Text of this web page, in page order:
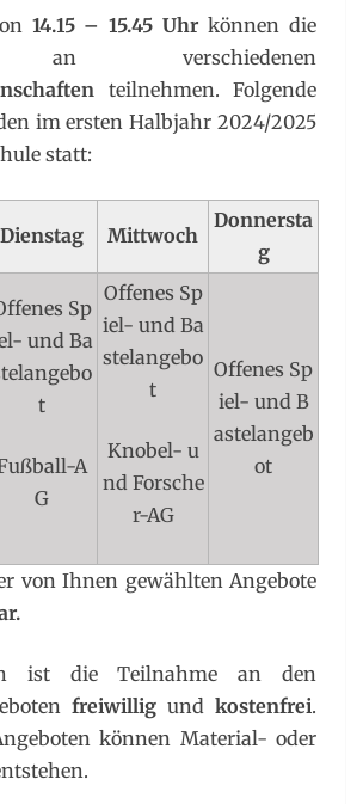
14.15 – 15.45 Uhr können die
an verschiedenen
teilnehmen. Folgende
im ersten Halbjahr 2024/2025
statt:
Dienstag Mittwoch
Donnersta
g
Sp
und Ba
t
A
G
Offenes Sp
iel- und Ba
stelangebo
t
Knobel- u
nd Forsche
r-AG
Offenes Sp
iel- und B
astelangeb
ot
von Ihnen gewählten Angebote
ist die Teilnahme an den
freiwillig und kostenfrei.
können Material- oder